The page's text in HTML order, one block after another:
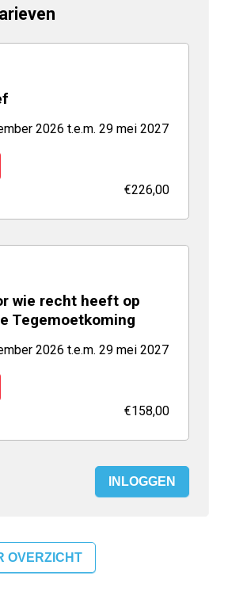
2026 t.e.m. 29 mei 2027
€226,00
wie recht heeft op
Tegemoetkoming
2026 t.e.m. 29 mei 2027
€158,00
INLOGGEN
OVERZICHT